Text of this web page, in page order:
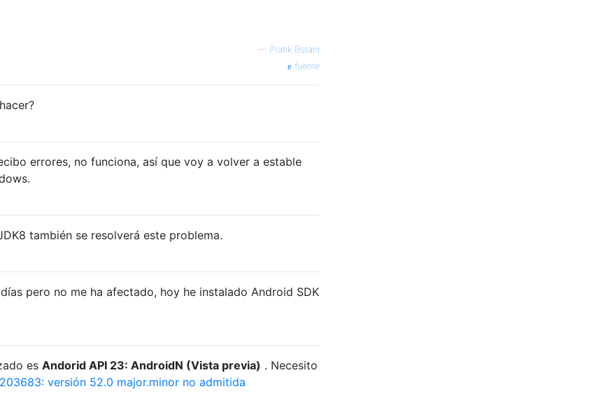
— Pratik Butani
fuente
errores, no funciona, así que voy a volver a estable
también se resolverá este problema.
pero no me ha afectado, hoy he instalado Android SDK
es Andorid API 23: AndroidN (Vista previa) . Necesito
versión 52.0 major.minor no admitida